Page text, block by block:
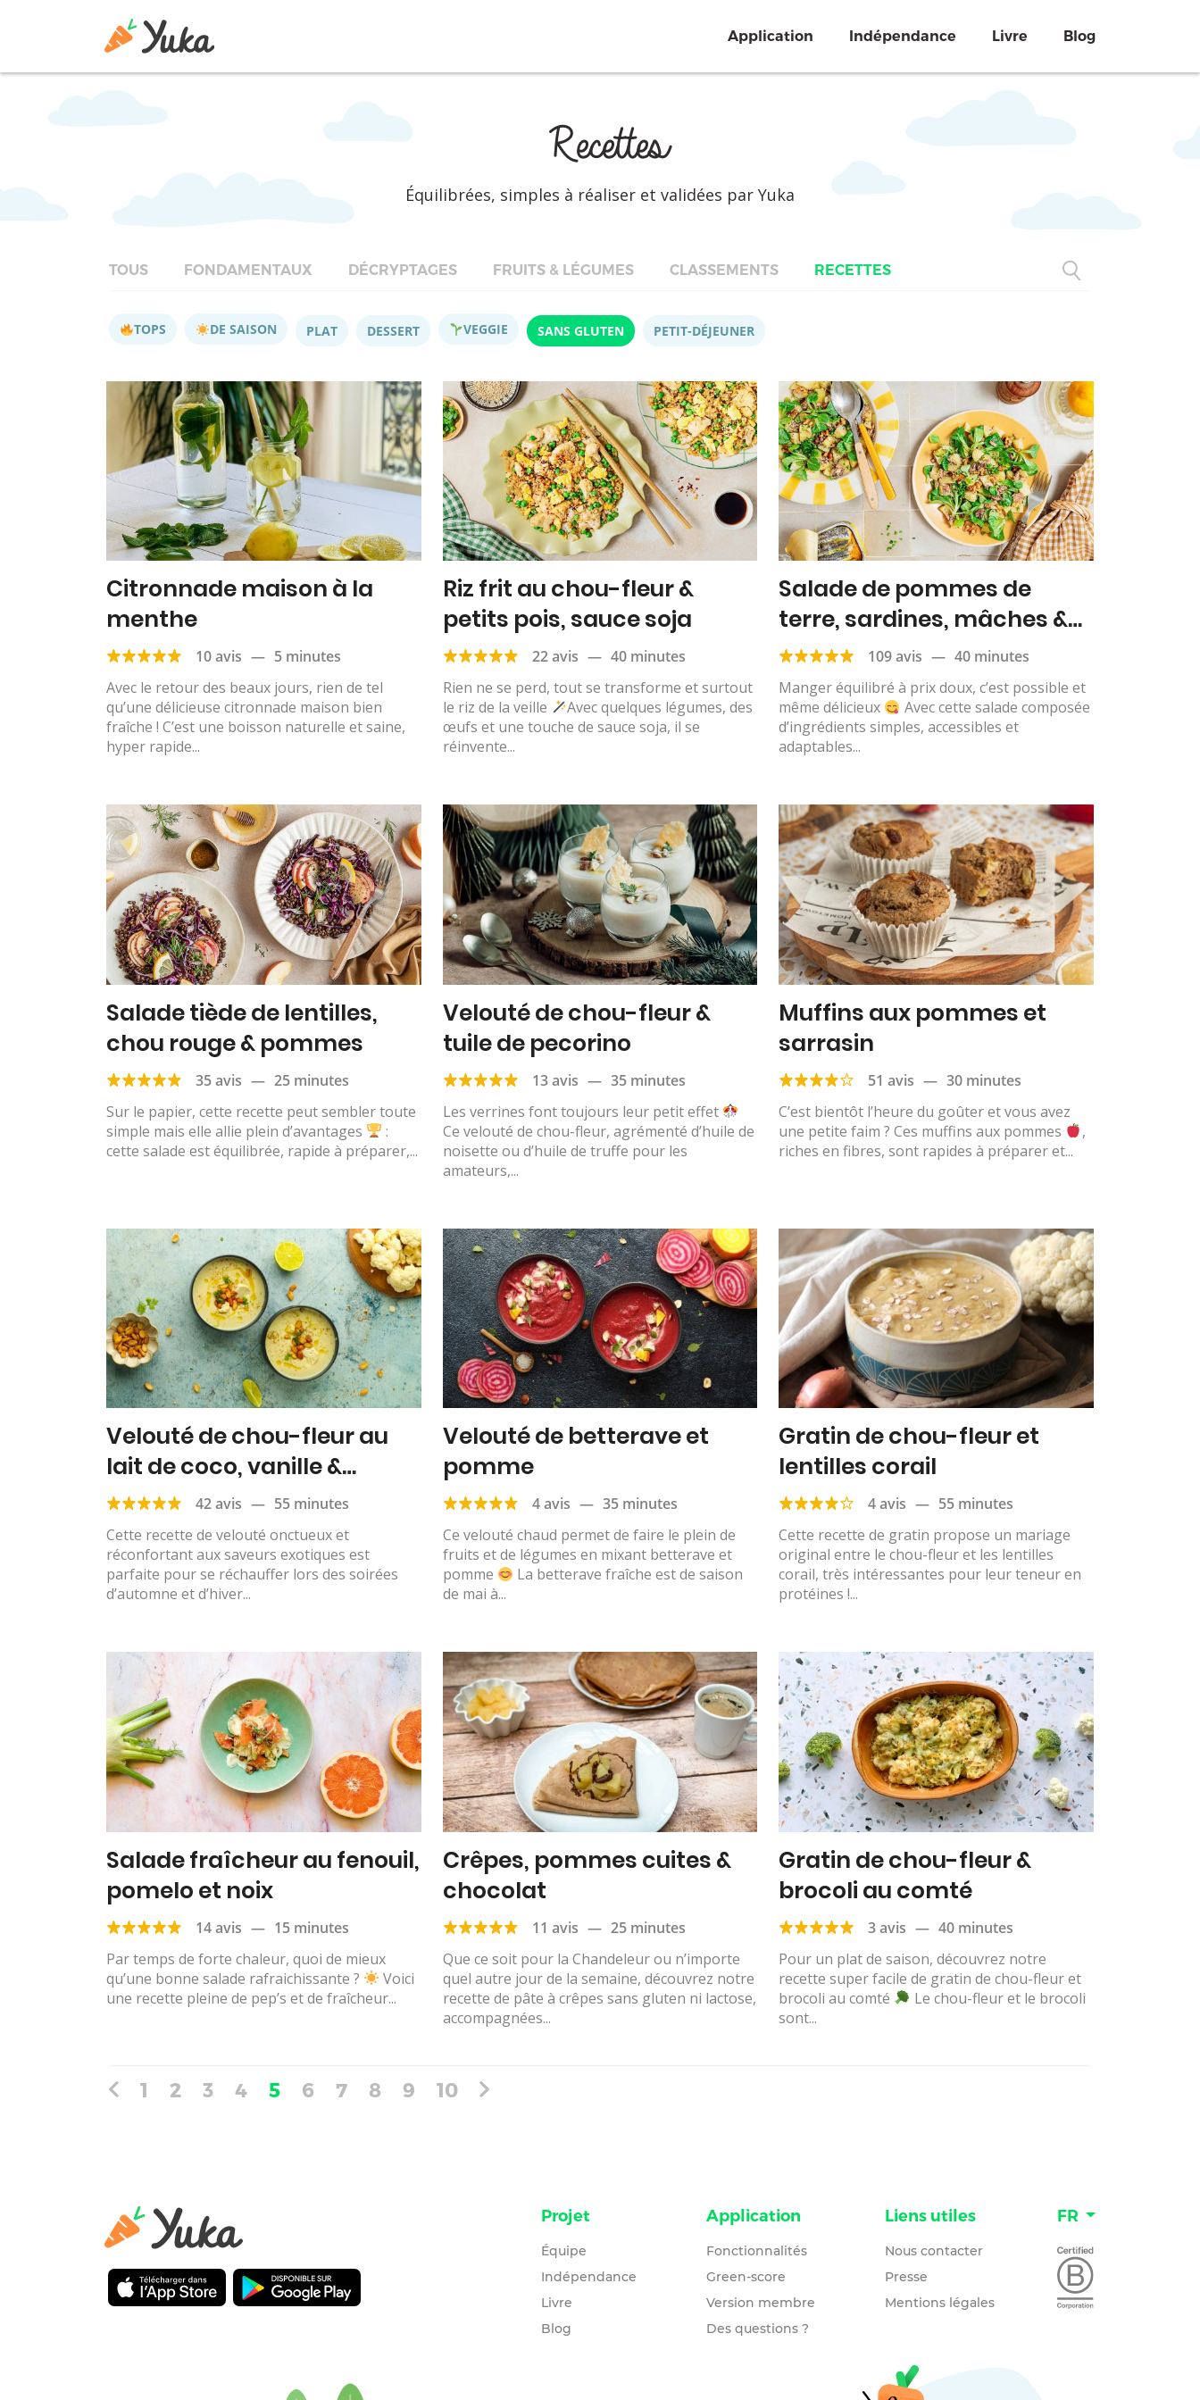
Application Indépendance Livre Blog
Recettes
Équilibrées, simples à réaliser et validées par Yuka
TOUS FONDAMENTAUX DÉCRYPTAGES FRUITS & LÉGUMES CLASSEMENTS RECETTES
TOPS DE SAISON PLAT DESSERT VEGGIE SANS GLUTEN PETIT-DÉJEUNER
Citronnade maison à la
menthe
10 avis — 5 minutes
Avec le retour des beaux jours, rien de tel
qu’une délicieuse citronnade maison bien
fraîche ! C’est une boisson naturelle et saine,
hyper rapide...
Riz frit au chou-fleur &
petits pois, sauce soja
22 avis — 40 minutes
Rien ne se perd, tout se transforme et surtout
le riz de la veille
Avec quelques légumes, des
œufs et une touche de sauce soja, il se
réinvente...
Salade de pommes de
terre, sardines, mâches &
noix
109 avis — 40 minutes
Manger équilibré à prix doux, c’est possible et
même délicieux
Avec cette salade composée
d’ingrédients simples, accessibles et
adaptables...
Salade tiède de lentilles,
chou rouge & pommes
35 avis — 25 minutes
Sur le papier, cette recette peut sembler toute
simple mais elle allie plein d’avantages
:
cette salade est équilibrée, rapide à préparer,...
Velouté de chou-fleur &
tuile de pecorino
13 avis — 35 minutes
Les verrines font toujours leur petit effet
Ce velouté de chou-fleur, agrémenté d’huile de
noisette ou d’huile de truffe pour les
amateurs,...
Muffins aux pommes et
sarrasin
51 avis — 30 minutes
C’est bientôt l’heure du goûter et vous avez
une petite faim ? Ces muffins aux pommes
,
riches en fibres, sont rapides à préparer et...
Velouté de chou-fleur au
lait de coco, vanille &
gingembre
42 avis — 55 minutes
Cette recette de velouté onctueux et
réconfortant aux saveurs exotiques est
parfaite pour se réchauffer lors des soirées
d’automne et d’hiver...
Velouté de betterave et
pomme
4 avis — 35 minutes
Ce velouté chaud permet de faire le plein de
fruits et de légumes en mixant betterave et
pomme
La betterave fraîche est de saison
de mai à...
Gratin de chou-fleur et
lentilles corail
4 avis — 55 minutes
Cette recette de gratin propose un mariage
original entre le chou-fleur et les lentilles
corail, très intéressantes pour leur teneur en
protéines !...
Salade fraîcheur au fenouil,
pomelo et noix
14 avis — 15 minutes
Par temps de forte chaleur, quoi de mieux
qu’une bonne salade rafraichissante ?
Voici
une recette pleine de pep’s et de fraîcheur...
Crêpes, pommes cuites &
chocolat
11 avis — 25 minutes
Que ce soit pour la Chandeleur ou n’importe
quel autre jour de la semaine, découvrez notre
recette de pâte à crêpes sans gluten ni lactose,
accompagnées...
Gratin de chou-fleur &
brocoli au comté
3 avis — 40 minutes
Pour un plat de saison, découvrez notre
recette super facile de gratin de chou-fleur et
brocoli au comté
Le chou-fleur et le brocoli
sont...
1 2 3 4 5 6 7 8 9 10
Projet
Équipe
Indépendance
Livre
Blog
Application
Fonctionnalités
Green-score
Version membre
Des questions ?
Liens utiles
Nous contacter
Presse
Mentions légales
FR